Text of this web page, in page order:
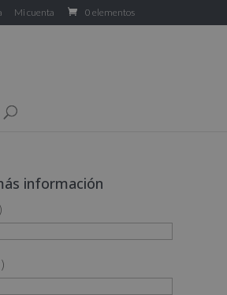
Mi cuenta 0 elementos
información